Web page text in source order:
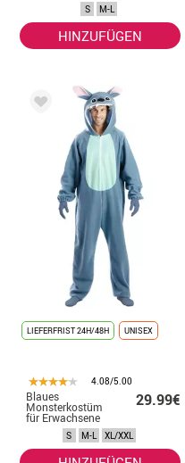
S M-L
HINZUFÜGEN
LIEFERFRIST 24H/48H UNISEX
4.08/5.00
Blaues
Monsterkostüm
für Erwachsene
29.99€
S M-L XL/XXL